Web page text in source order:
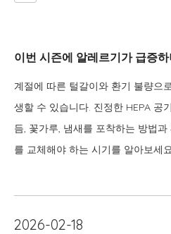
계절에 따른 털갈이와 환기 불량으
생할 수 있습니다. 진정한 HEPA 공
듬, 꽃가루, 냄새를 포착하는 방법
를 교체해야 하는 시기를 알아보세
2026-02-18